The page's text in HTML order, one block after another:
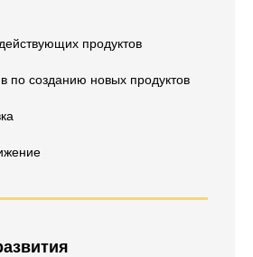
продуктов
по созданию новых продуктов